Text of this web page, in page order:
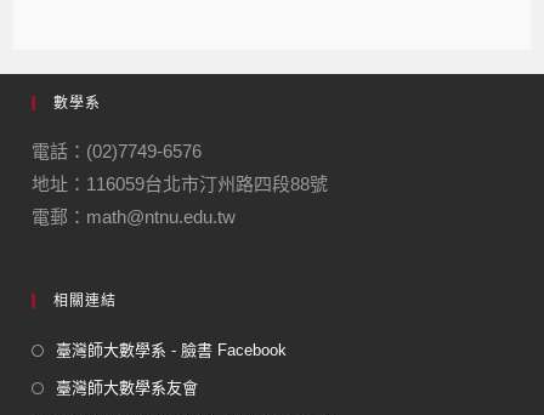
數學系
電話：(02)7749-6576
地址：116059台北市汀州路四段88號
電郵：math@ntnu.edu.tw
相關連結
臺灣師大數學系 - 臉書 Facebook
臺灣師大數學系友會